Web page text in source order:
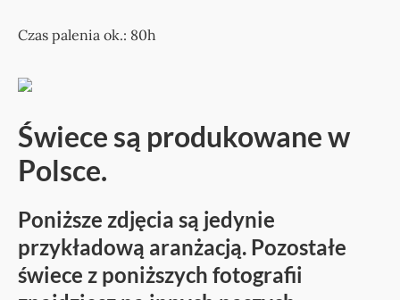
Czas palenia ok.: 80h
Świece są produkowane w
Polsce.
Poniższe zdjęcia są jedynie
przykładową aranżacją. Pozostałe
świece z poniższych fotografii